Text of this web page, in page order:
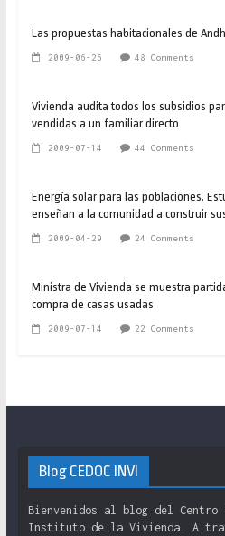
Las propuestas habitacionales de
2009-06-26 48 Comments
Vivienda audita todos los subsidios
vendidas a un familiar directo
2009-07-14 44 Comments
Energía solar para las poblaciones.
enseñan a la comunidad a construir
2009-04-29 24 Comments
Ministra de Vivienda se muestra
compra de casas usadas
2009-07-14 22 Comments
Blog CEDOC INVI
Bienvenidos al blog del Centro
Instituto de la Vivienda. A